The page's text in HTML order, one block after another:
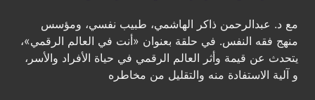
مع د. عبدالرحمن ذاكر الهاشمي، طبيب نفسي، ومؤسس
منهج فقه النفس. في حلقة بعنوان «أنت في العالم الرقمي»،
يتحدث عن قيمة وأثر العالم الرقمي في حياة الأفراد والأسر،
و آلية الاستفادة منه والتقليل من مخاطره